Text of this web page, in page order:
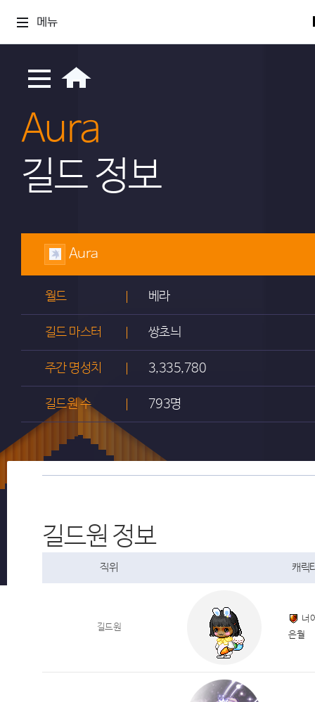
메뉴
Aura
길드 정보
Aura
월드 베라
길드 마스터 쌍초늬
주간 명성치 3,335,780
길드원 수 793명
길드원 정보
직위 캐릭
길드원
너
은월